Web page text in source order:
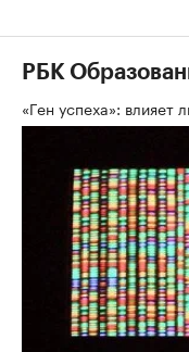
РБК
«Ген успеха»: влияет